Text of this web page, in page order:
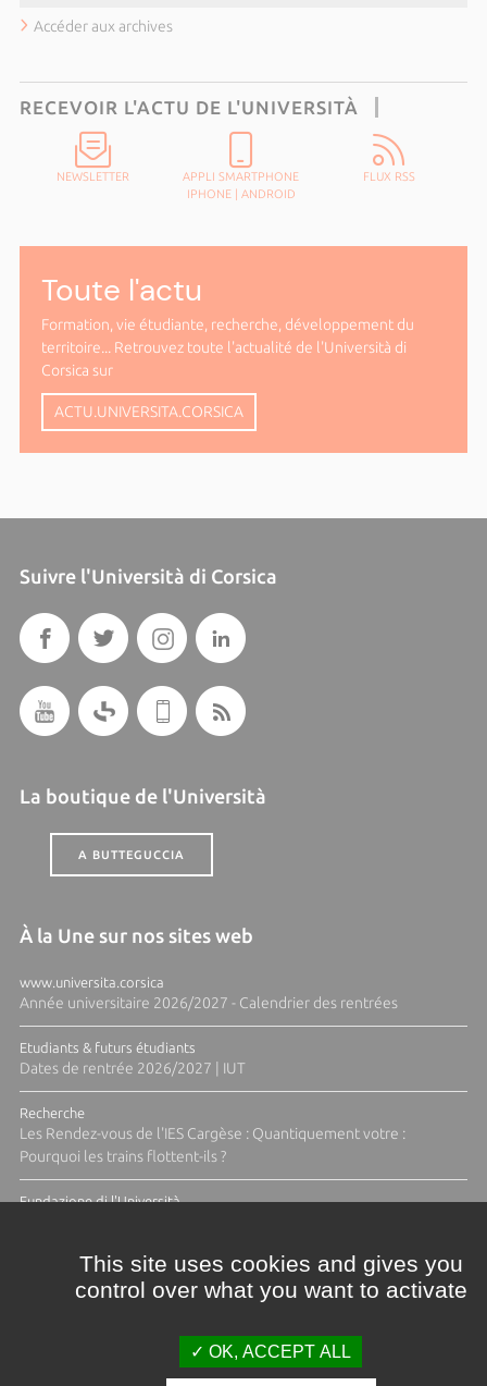
Accéder aux archives
RECEVOIR L'ACTU DE L'UNIVERSITÀ
NEWSLETTER
APPLI SMARTPHONE
IPHONE| ANDROID
FLUX RSS
Toute l'actu
Formation, vie étudiante, recherche, développement du
territoire... Retrouvez toute l'actualité de l'Università di
Corsica sur
ACTU.UNIVERSITA.CORSICA
Suivre l'Università di Corsica
La boutique de l'Università
A BUTTEGUCCIA
À la Une sur nos sites web
www.universita.corsica
Année universitaire 2026/2027 - Calendrier des rentrées
Etudiants & futurs étudiants
Dates de rentrée 2026/2027 | IUT
Recherche
Les Rendez-vous de l'IES Cargèse : Quantiquement votre :
Pourquoi les trains flottent-ils ?
Fundazione di l'Università
This site uses cookies and gives you
control over what you want to activate
OK, ACCEPT ALL